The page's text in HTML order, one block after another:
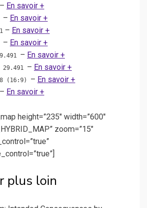
– En savoir +
– En savoir +
– En savoir +
– En savoir +
– En savoir +
29.491 – En savoir +
(16:9) – En savoir +
– En savoir +
height=”235″ width=”600″
zoom=”15″
plus loin